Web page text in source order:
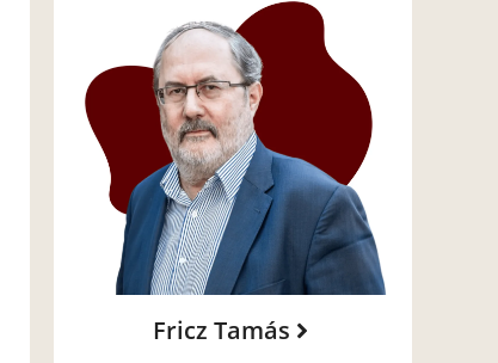
Fricz Tamás